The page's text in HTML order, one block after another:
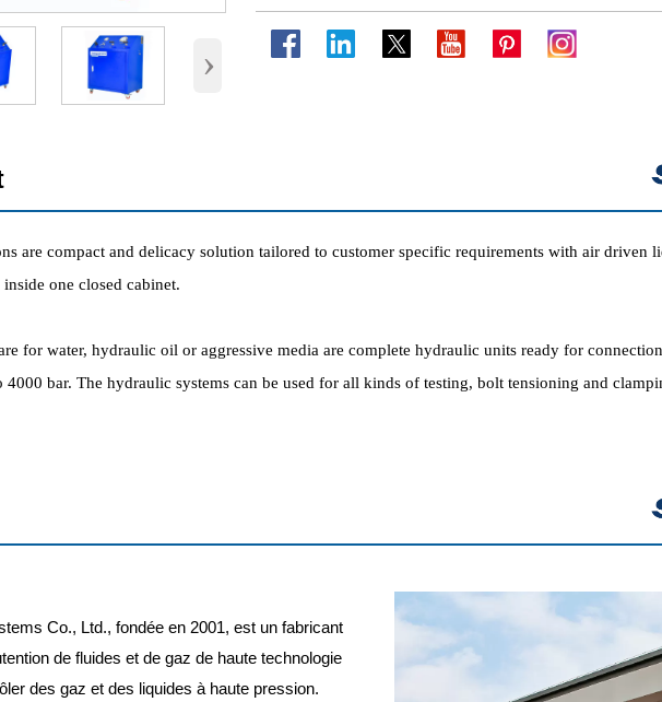
›
are compact and delicacy solution tailored to customer specific requirements with air driven
one closed cabinet.
for water, hydraulic oil or aggressive media are complete hydraulic units ready for
4000 bar. The hydraulic systems can be used for all kinds of testing, bolt tensioning and
Co., Ltd., fondée en 2001, est un fabricant
de fluides et de gaz de haute technologie
des gaz et des liquides à haute pression.